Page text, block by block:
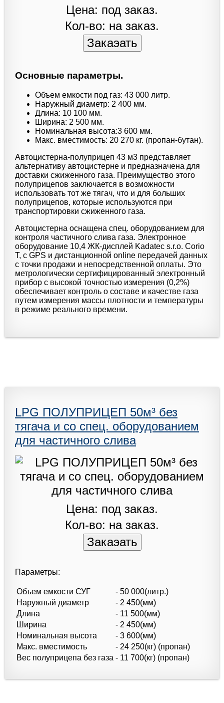
Цена: под заказ.
Кол-во: на заказ.
Основные параметры.
Объем емкости под газ: 43 000 литр.
Наружный диаметр: 2 400 мм.
Длина: 10 100 мм.
Ширина: 2 500 мм.
Номинальная высота:3 600 мм.
Макс. вместимость: 20 270 кг. (пропан-бутан).
Автоцистерна-полуприцеп 43 м3 представляет
альтернативу автоцистерне и предназначена для
доставки сжиженного газа. Преимущество этого
полуприцепов заключается в возможности
использовать тот же тягач, что и для больших
полуприцепов, которые используются при
транспортировки сжиженного газа.
Автоцистерна оснащена спец. оборудованием для
контроля частичного слива газа. Электронное
оборудование 10,4 ЖК-дисплей Kadatec s.r.o. Corio
Т, с GPS и дистанционной online передачей данных
с точки продажи и непосредственной оплаты. Это
метрологически сертифицированный электронный
прибор с высокой точностью измерения (0,2%)
обеспечивает контроль о составе и качестве газа
путем измерения массы плотности и температуры
в режиме реального времени.
LPG ПОЛУПРИЦЕП 50м³ без
тягача и со спец. оборудованием
для частичного слива
Цена: под заказ.
Кол-во: на заказ.
Параметры:
Объем емкости СУГ
- 50 000(литр.)
Наружный диаметр
- 2 450(мм)
Длина
- 11 500(мм)
Ширина
- 2 450(мм)
Номинальная высота
- 3 600(мм)
Макс. вместимость
- 24 250(кг) (пропан)
Вес полуприцепа без газа - 11 700(кг) (пропан)